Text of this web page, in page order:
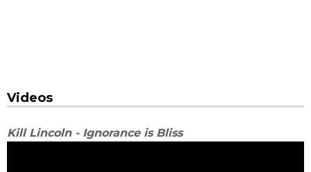
Videos
Kill Lincoln - Ignorance is Bliss